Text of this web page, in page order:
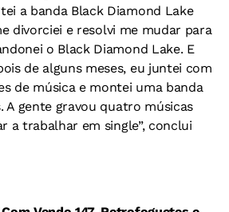
a banda Black Diamond Lake
divorciei e resolvi me mudar para
o Black Diamond Lake. E
de alguns meses, eu juntei com
de música e montei uma banda
A gente gravou quatro músicas
a trabalhar em single”, conclui